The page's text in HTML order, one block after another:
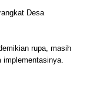
Desa
rupa, masih
implementasinya.